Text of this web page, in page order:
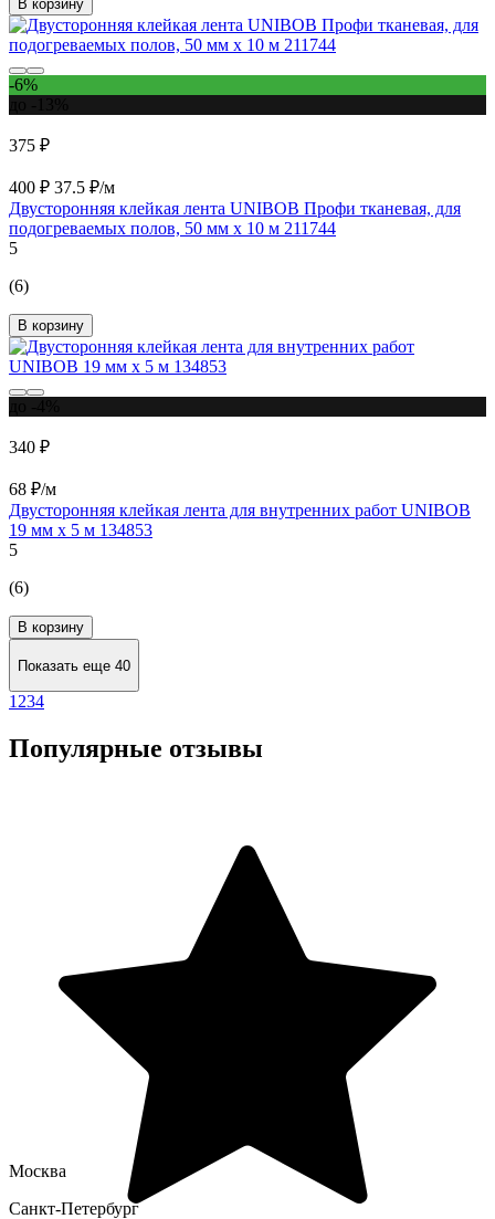
В корзину
-6%
375 ₽
400 ₽ 37.5 ₽/м
Двусторонняя клейкая лента UNIBOB Профи тканевая, для
подогреваемых полов, 50 мм х 10 м 211744
5
(6)
В корзину
340 ₽
68 ₽/м
Двусторонняя клейкая лента для внутренних работ UNIBOB
19 мм х 5 м 134853
5
(6)
В корзину
Показать еще 40
1 234
Популярные отзывы
Москва
Санкт-Петербург